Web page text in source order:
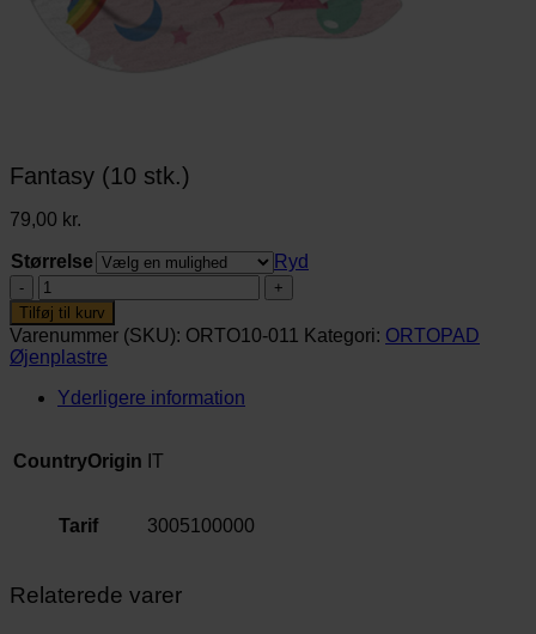
Fantasy (10 stk.)
79,00 kr.
Størrelse
Ryd
Fantasy
(10
stk.)
antal
Tilføj til kurv
Varenummer (SKU): ORTO10-011 Kategori: ORTOPAD
Øjenplastre
Yderligere information
CountryOrigin IT
Tarif 3005100000
Relaterede varer